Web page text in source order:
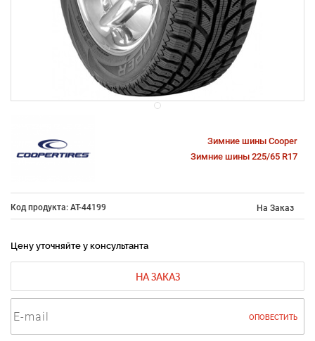
Зимние шины Cooper
Зимние шины 225/65 R17
Код продукта: AT-44199 На Заказ
Цену уточняйте у консультанта
НА ЗАКАЗ
ОПОВЕСТИТЬ